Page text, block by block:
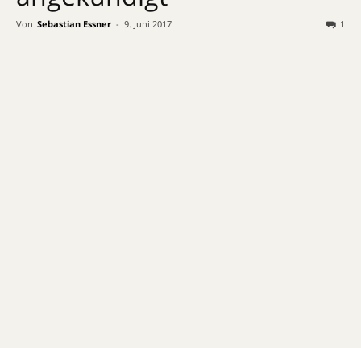
Von Sebastian Essner - 9. Juni 2017 1